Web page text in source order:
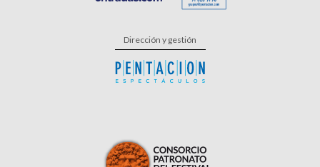
Dirección y gestión